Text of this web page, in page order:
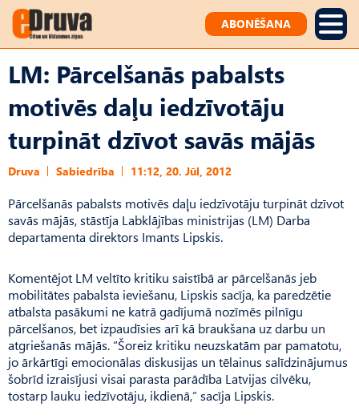
ABONĒŠANA
LM: Pārcelšanās pabalsts
motivēs daļu iedzīvotāju
turpināt dzīvot savās mājās
Druva Sabiedrība 11:12, 20. Jūl, 2012
Pārcelšanās pabalsts motivēs daļu iedzīvotāju turpināt dzīvot
savās mājās, stāstīja Labklājības ministrijas (LM) Darba
departamenta direktors Imants Lipskis.
Komentējot LM veltīto kritiku saistībā ar pārcelšanās jeb
mobilitātes pabalsta ieviešanu, Lipskis sacīja, ka paredzētie
atbalsta pasākumi ne katrā gadījumā nozīmēs pilnīgu
pārcelšanos, bet izpaudīsies arī kā braukšana uz darbu un
atgriešanās mājās. “Šoreiz kritiku neuzskatām par pamatotu,
jo ārkārtīgi emocionālas diskusijas un tēlainus salīdzinājumus
šobrīd izraisījusi visai parasta parādība Latvijas cilvēku,
tostarp lauku iedzīvotāju, ikdienā,” sacīja Lipskis.